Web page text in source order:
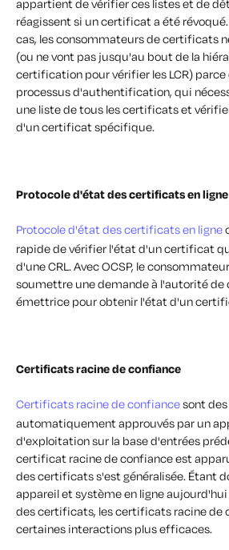
appartient de vérifier ces listes et de
réagissent si un certificat a été
cas, les consommateurs de certificats
(ou ne vont pas jusqu'au bout de la
certification pour vérifier les LCR)
processus d'authentification, qui
une liste de tous les certificats et
d'un certificat spécifique.
Protocole d'état des certificats en ligne
Protocole d'état des certificats en ligne
rapide de vérifier l'état d'un certificat
d'une CRL. Avec OCSP, le
soumettre une demande à l'autorité
émettrice pour obtenir l'état d'un
Certificats racine de confiance
Certificats racine de confiancesont
automatiquement approuvés par un
d'exploitation sur la base d'entrées
certificat racine de confiance est
des certificats s'est généralisée. Étant
appareil et système en ligne
des certificats, les certificats racine de
certaines interactions plus efficaces.